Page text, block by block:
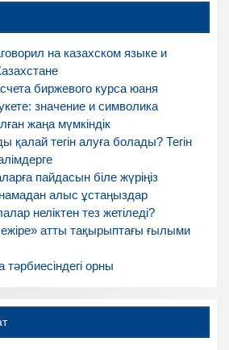
на казахском языке и
биржевого курса юаня
значение и символика
жаңа мүмкіндік
қалай тегін алуға болады? Тегін
пайдасын біле жүріңіз
алыс ұстаңыздар
неліктен тез жетіледі?
атты тақырыптағы ғылыми
орны